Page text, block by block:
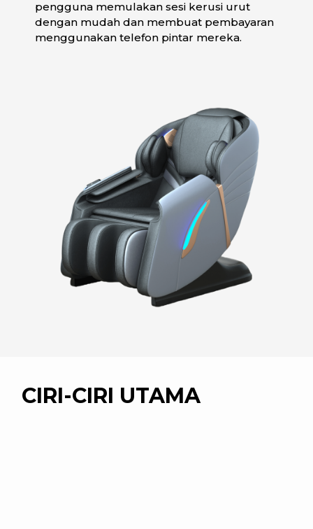
pengguna memulakan sesi kerusi urut
dengan mudah dan membuat pembayaran
menggunakan telefon pintar mereka.
CIRI-CIRI UTAMA